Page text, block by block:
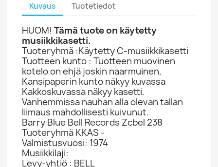
Kuvaus Tuotetiedot
HUOM! Tämä tuote on käytetty
musiikkikasetti.
Tuoteryhmä :Käytetty C-musiikkikasetti
Tuotteen kunto : Tuotteen muovinen
kotelo on ehjä joskin naarmuinen,
Kansipaperin kunto näkyy kuvassa
Kakkoskuvassa näkyy kasetti.
Vanhemmissa nauhan alla olevan tallan
liimaus mahdollisesti kuivunut.
Barry Blue Bell Records Zcbel 238
Tuoteryhmä KKAS -
Valmistusvuosi: 1974
Musiikkilaji:
Levy-yhtiö : BELL